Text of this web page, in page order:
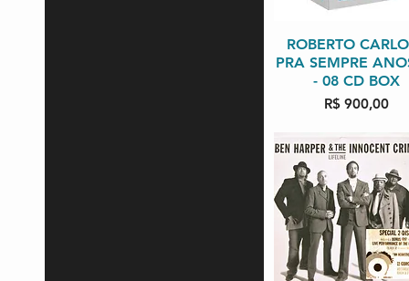
Visualização
ROBERTO
PRA SEMPRE
- 08 CD BOX
Preço
R$ 900,00